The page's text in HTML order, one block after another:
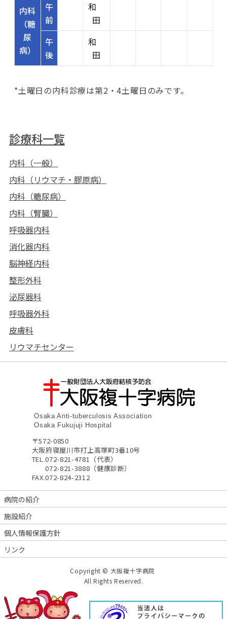
内科
（糖
尿
病）
午
前
和
田
午
後
和
田
*土曜日の内科診療は第2・4土曜日のみです。
診療科一覧
内科（一般）
内科（リウマチ・膠原病）
内科（糖尿病）
内科（腎臓）
呼吸器内科
消化器内科
脳神経内科
整形外科
泌尿器科
呼吸器外科
皮膚科
リウマチセンター
Osaka Anti-tuberculosis Association
Osaka Fukujuji Hospital
〒572-0850
大阪府寝屋川市打上高塚町3番10号
TEL.072-821-4781（代表）
072-821-3888（健康診断）
FAX.072-824-2312
病院の紹介
施設紹介
個人情報保護方針
リンク
Copyright © 大阪複十字病院
All Rights Reserved.